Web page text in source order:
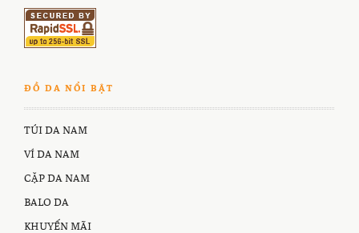
ĐỒ DA NỔI BẬT
TÚI DA NAM
VÍ DA NAM
CẶP DA NAM
BALO DA
KHUYẾN MÃI